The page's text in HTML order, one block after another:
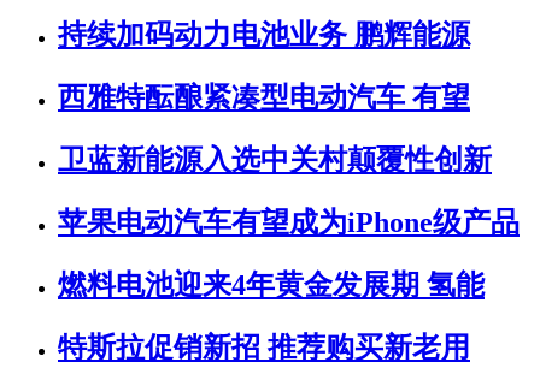
持续加码动力电池业务 鹏辉能源
西雅特酝酿紧凑型电动汽车 有望
卫蓝新能源入选中关村颠覆性创新
苹果电动汽车有望成为iPhone级产品
燃料电池迎来4年黄金发展期 氢能
特斯拉促销新招 推荐购买新老用